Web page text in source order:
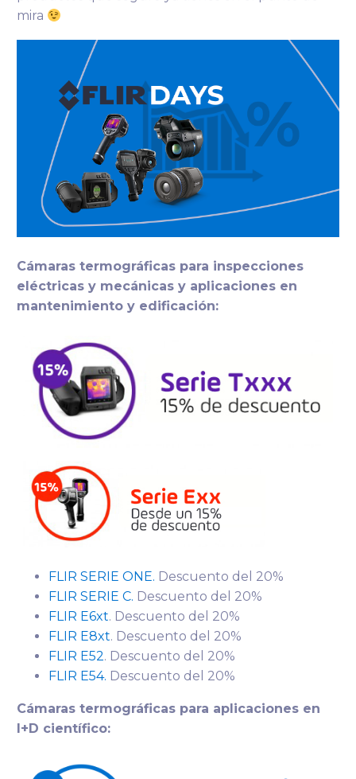
mira
Cámaras termográficas para inspecciones
eléctricas y mecánicas y aplicaciones en
mantenimiento y edificación:
FLIR SERIE ONE. Descuento del 20%
FLIR SERIE C. Descuento del 20%
FLIR E6xt. Descuento del 20%
FLIR E8xt. Descuento del 20%
FLIR E52. Descuento del 20%
FLIR E54. Descuento del 20%
Cámaras termográficas para aplicaciones en
I+D científico: